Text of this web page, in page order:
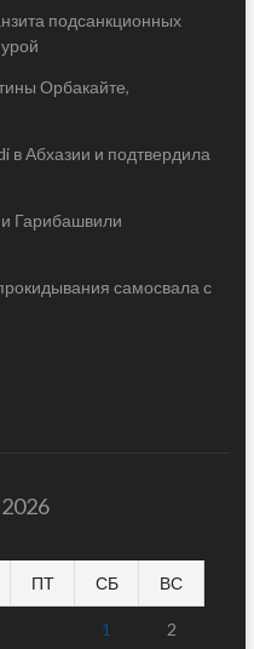
подсанкционных
Орбакайте,
в Абхазии и подтвердила
Гарибашвили
самосвала с
ПТ СБ ВС
1 2